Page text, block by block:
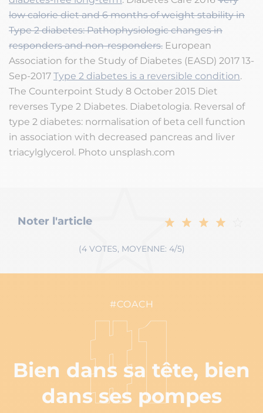
low calorie diet and 6 months of weight stability in
Type 2 diabetes: Pathophysiologic changes in
responders and non-responders. European
Association for the Study of Diabetes (EASD) 2017 13-
Sep-2017 Type 2 diabetes is a reversible condition.
The Counterpoint Study 8 October 2015 Diet
reverses Type 2 Diabetes. Diabetologia. Reversal of
type 2 diabetes: normalisation of beta cell function
in association with decreased pancreas and liver
triacylglycerol. Photo unsplash.com
Noter l'article
(4 VOTES, MOYENNE: 4/5)
#COACH
#1
Bien dans sa tête, bien
dans ses pompes